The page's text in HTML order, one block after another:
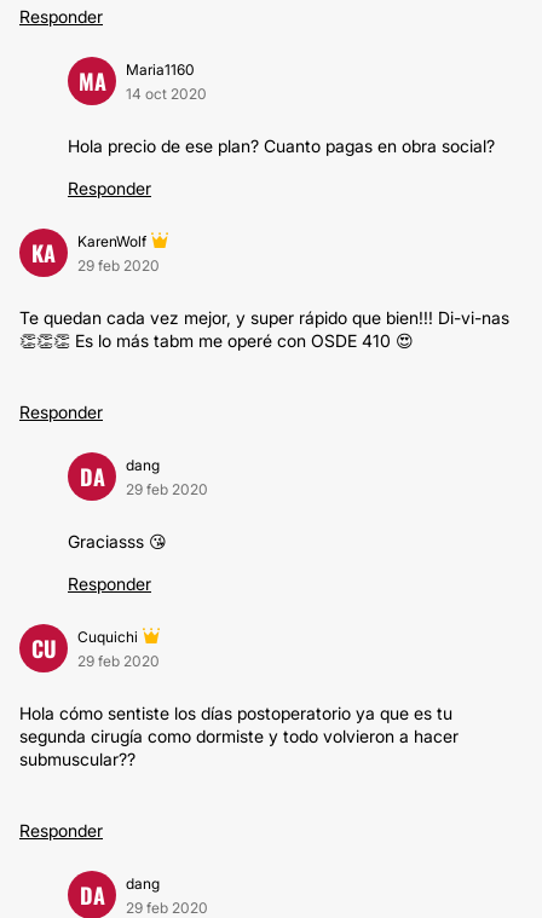
Responder
MA
Maria1160
14 oct 2020
Hola precio de ese plan? Cuanto pagas en obra social?
Responder
KA
KarenWolf
29 feb 2020
Te quedan cada vez mejor, y super rápido que bien!!! Di-vi-nas
👏👏👏 Es lo más tabm me operé con OSDE 410 😍
Responder
DA
dang
29 feb 2020
Graciasss 😘
Responder
CU
Cuquichi
29 feb 2020
Hola cómo sentiste los días postoperatorio ya que es tu
segunda cirugía como dormiste y todo volvieron a hacer
submuscular??
Responder
DA
dang
29 feb 2020